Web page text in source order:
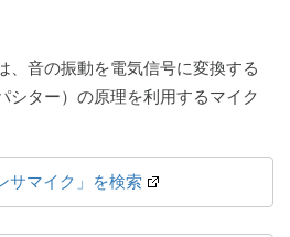
、音の振動を電気信号に変換する
シター）の原理を利用するマイク
サマイク」を検索